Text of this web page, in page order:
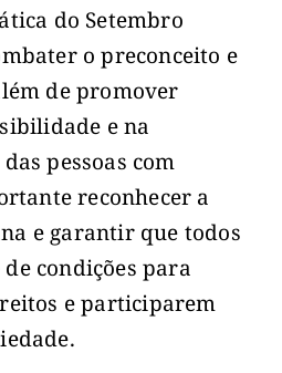
do Setembro
o preconceito e
de promover
e na
pessoas com
reconhecer a
e garantir que todos
condições para
e participarem